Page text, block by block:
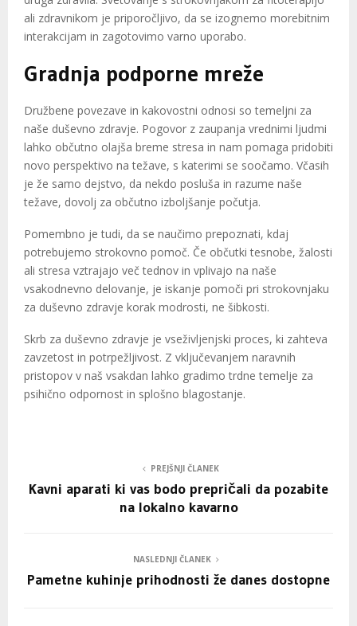
ali zdravnikom je priporočljivo, da se izognemo morebitnim
interakcijam in zagotovimo varno uporabo.
Gradnja podporne mreže
Družbene povezave in kakovostni odnosi so temeljni za
naše duševno zdravje. Pogovor z zaupanja vrednimi ljudmi
lahko občutno olajša breme stresa in nam pomaga pridobiti
novo perspektivo na težave, s katerimi se soočamo. Včasih
je že samo dejstvo, da nekdo posluša in razume naše
težave, dovolj za občutno izboljšanje počutja.
Pomembno je tudi, da se naučimo prepoznati, kdaj
potrebujemo strokovno pomoč. Če občutki tesnobe, žalosti
ali stresa vztrajajo več tednov in vplivajo na naše
vsakodnevno delovanje, je iskanje pomoči pri strokovnjaku
za duševno zdravje korak modrosti, ne šibkosti.
Skrb za duševno zdravje je vseživljenjski proces, ki zahteva
zavzetost in potrpežljivost. Z vključevanjem naravnih
pristopov v naš vsakdan lahko gradimo trdne temelje za
psihično odpornost in splošno blagostanje.
PREJŠNJI ČLANEK
Kavni aparati ki vas bodo prepričali da pozabite
na lokalno kavarno
NASLEDNJI ČLANEK
Pametne kuhinje prihodnosti že danes dostopne